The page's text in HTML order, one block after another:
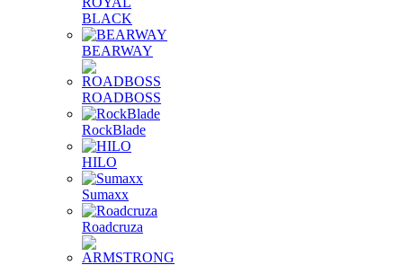
BLACK
BEARWAY
ROADBOSS
RockBlade
HILO
Sumaxx
Roadcruza